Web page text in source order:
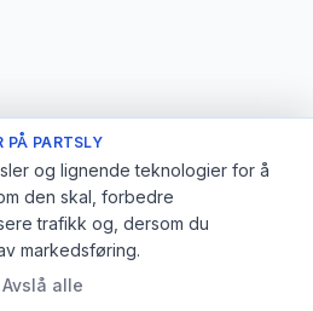
PÅ PARTSLY
og lignende teknologier for å
den skal, forbedre
trafikk og, dersom du
markedsføring.
Avslå alle